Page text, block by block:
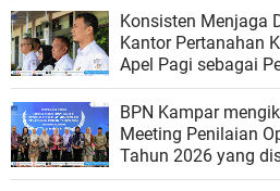
Konsisten Menjaga
Kantor Pertanahan
Apel Pagi sebagai
Organisasi
BPN Kampar
Meeting Penilaian
Tahun 2026 yang
Ombudsman RI